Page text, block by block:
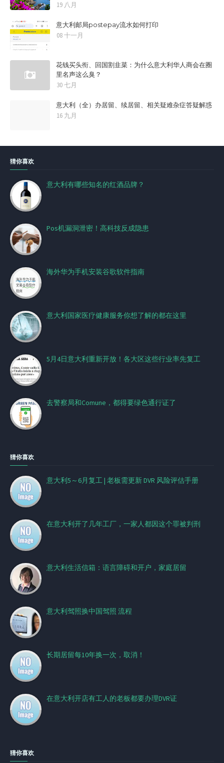
19 八月
意大利邮局postepay流水如何打印
08 十一月
花钱买头衔、回国割韭菜：为什么意大利华人商会在圈
里名声这么臭？
30 七月
意大利（全）办居留、续居留、相关疑难杂症答疑解惑
16 九月
猜你喜欢
意大利有哪些知名的红酒品牌？
Pos机漏洞泄密！高科技反成隐患
海外华为手机安装谷歌软件指南
意大利国家医疗健康服务你想了解的都在这里
5月4日意大利重新开放！各大区这些行业率先复工
去警察局和Comune，都得要绿色通行证了
猜你喜欢
意大利5～6月复工 | 老板需更新 DVR 风险评估手册
在意大利开了几年工厂，一家人都因这个罪被判刑
意大利生活信箱：语言障碍和开户，家庭居留
意大利驾照换中国驾照 流程
长期居留每10年换一次，取消！
在意大利开店有工人的老板都要办理DVR证
猜你喜欢